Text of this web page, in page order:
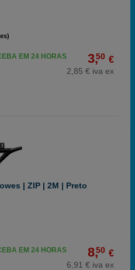
3,50 €
2,85 € iva ex
EM 24 HORAS
| ZIP | 2M | Preto
8,50 €
6,91 € iva ex
EM 24 HORAS